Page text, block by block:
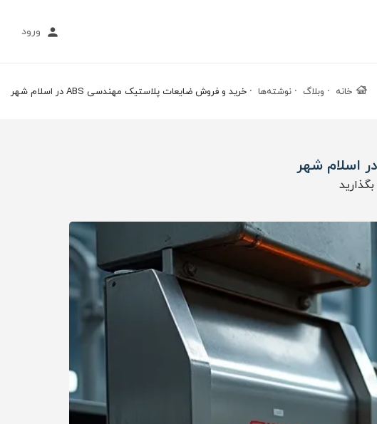
ورود
خانه وبلاگ نوشته‌ها خرید و فروش ضایعات پلاستیک مهندسی ABS در اسلام شهر